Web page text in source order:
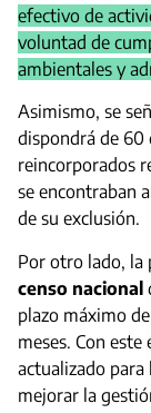
efectivo de
voluntad de
ambientales y
Asimismo, se
dispondrá de 60
reincorporados
se encontraban
de su exclusión.
Por otro lado, la
censo nacional
plazo máximo
meses. Con
actualizado
mejorar la